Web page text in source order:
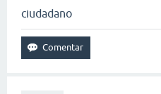
ciudadano